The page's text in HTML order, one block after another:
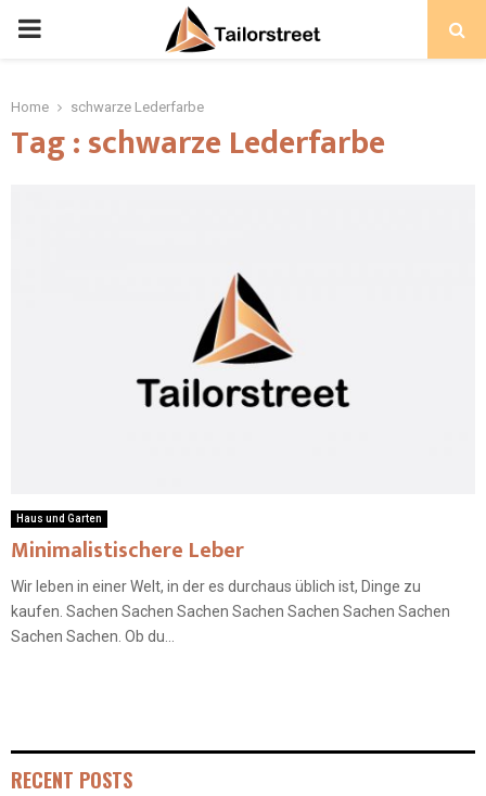
PRIMARY
Home schwarze Lederfarbe
Tag : schwarze Lederfarbe
Haus und Garten
Minimalistischere Leber
Wir leben in einer Welt, in der es durchaus üblich ist, Dinge zu
kaufen. Sachen Sachen Sachen Sachen Sachen Sachen Sachen
Sachen Sachen. Ob du...
RECENT POSTS